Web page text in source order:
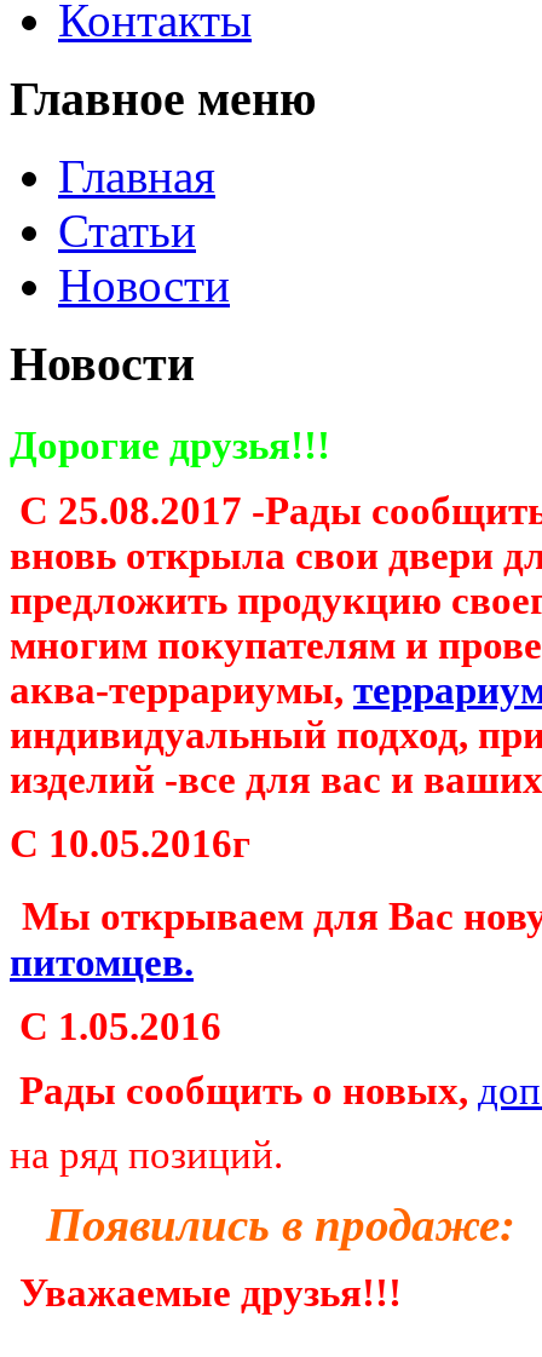
Контакты
Главное меню
Главная
Статьи
Новости
Новости
Дорогие друзья!!!
С 25.08.2017 -Рады
вновь открыла свои двери
предложить продукцию
многим покупателям и
аква-террариумы,
индивидуальный подход,
изделий -все для вас и
С 10.05.2016г
Мы открываем для Вас
питомцев.
С 1.05.2016
Рады сообщить о новых,
на ряд позиций.
Появились в продаже:
Уважаемые друзья!!!